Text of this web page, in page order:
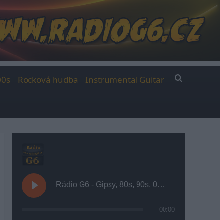
Rocková hudba Instrumental Guitar
Rádio G6 - Gipsy, 80s, 90s, 00s
00:00